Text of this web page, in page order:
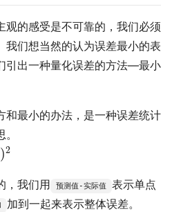
观的感受是不可靠的，我们必须
我们想当然的认为误差最小的表
引出一种量化误差的方法—最小
和最小的办法，是一种误差统计
)2
2
，我们用 预测值-实际值
表示单点
加到一起来表示整体误差。